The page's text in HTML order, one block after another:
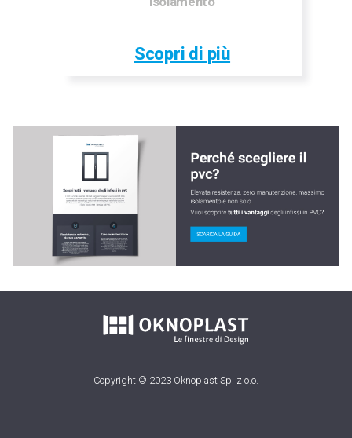
Scopri di più
Copyright © 2023 Oknoplast Sp. z o.o.